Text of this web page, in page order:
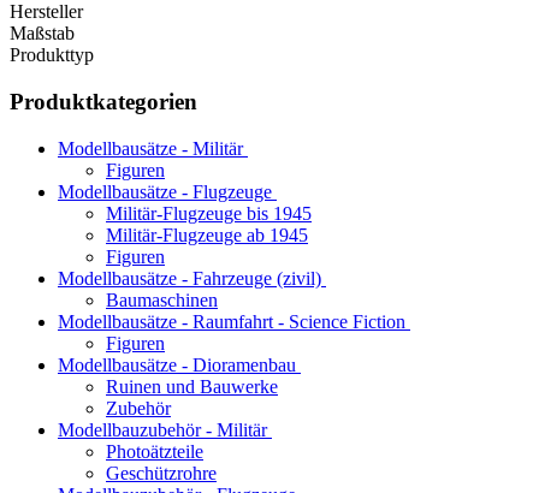
Hersteller
Maßstab
Produkttyp
Produktkategorien
Modellbausätze - Militär
Figuren
Modellbausätze - Flugzeuge
Militär-Flugzeuge bis 1945
Militär-Flugzeuge ab 1945
Figuren
Modellbausätze - Fahrzeuge (zivil)
Baumaschinen
Modellbausätze - Raumfahrt - Science Fiction
Figuren
Modellbausätze - Dioramenbau
Ruinen und Bauwerke
Zubehör
Modellbauzubehör - Militär
Photoätzteile
Geschützrohre